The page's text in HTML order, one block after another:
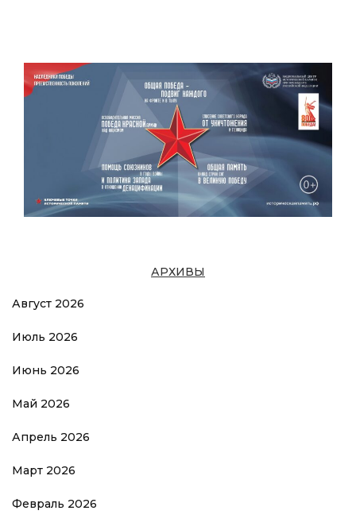
АРХИВЫ
Август 2026
Июль 2026
Июнь 2026
Май 2026
Апрель 2026
Март 2026
Февраль 2026